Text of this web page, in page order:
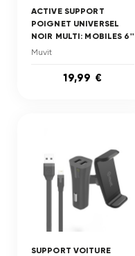
ACTIVE SUPPORT
POIGNET UNIVERSEL
NOIR MULTI: MOBILES 6''
Muvit
19,99 €
SUPPORT VOITURE